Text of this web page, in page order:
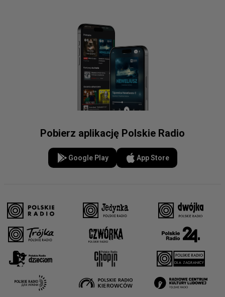
Pobierz aplikację Polskie Radio
Google Play App Store